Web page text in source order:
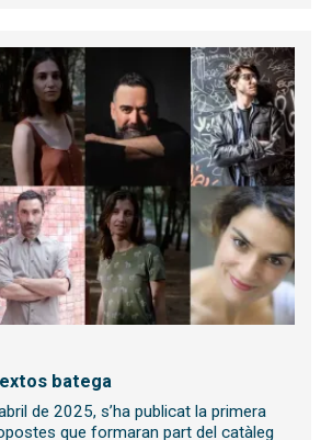
batega
de 2025, s’ha publicat la primera
que formaran part del catàleg